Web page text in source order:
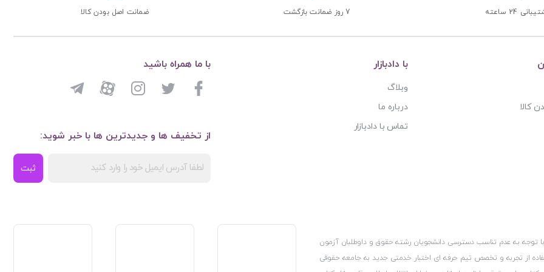
24 ساعته 7 روز ضمانت بازگشت ضمانت اصل بودن کالا
کالا
با دادبازار
وبلاگ
درباره ما
تماس با دادبازار
از تخفیف ها و جدیدترین ها با خبر شوید:
ثبت
با ما همراه باشید
توجه به عدم تناسب دسترسی دانشجویان رشته حقوق و داوطلبان آزمون
از تجربه و تخصص تیم حرفه ای اختبار خدمتی جدید به جامعه حقوقی